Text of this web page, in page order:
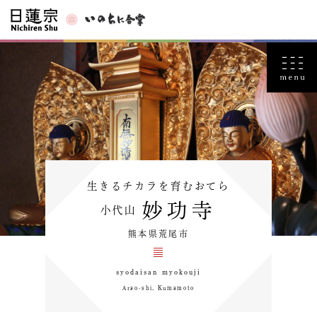
生きるチカラを育むおてら
小代山 妙功寺
熊本県荒尾市
syodaisan myokouji
Arao-shi, Kumamoto